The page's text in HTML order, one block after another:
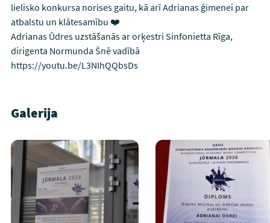
lielisko konkursa norises gaitu, kā arī Adrianas ģimenei par
atbalstu un klātesamību ❤️
Adrianas Ūdres uzstāšanās ar orķestri Sinfonietta Rīga,
dirigenta Normunda Šnē vadībā
https://youtu.be/L3NIhQQbsDs
Galerija